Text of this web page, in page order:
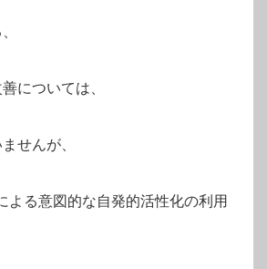
については、
せんが、
よる意図的な自発的活性化の利用